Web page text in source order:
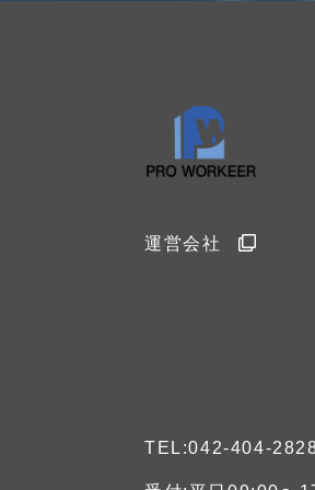
運営会社
TEL:042-404-